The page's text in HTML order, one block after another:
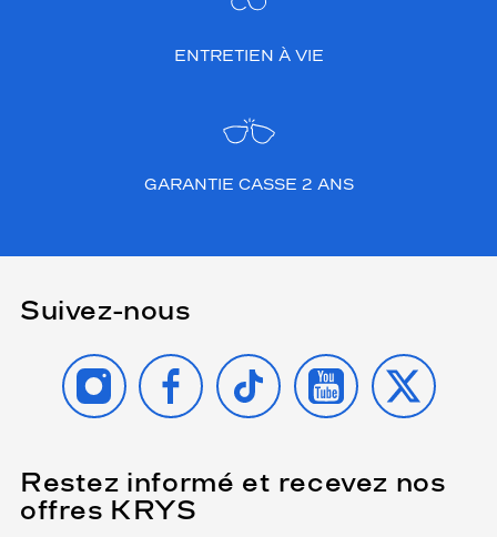
ENTRETIEN À VIE
GARANTIE CASSE 2 ANS
Suivez-nous
INSTAGRAMFACEBOOK
TIKTOK YOUTUBE
X
Restez informé et recevez nos
offres KRYS
Name
(Ce
champ
est
obligatoire)